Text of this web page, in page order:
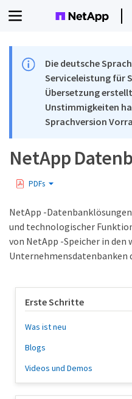
Die deutsche
Serviceleistung für
Übersetzung
Unstimmigkeiten
Sprachversion
NetApp
PDFs
NetApp -
und technologischer
von NetApp -Speicher in den
Unternehmensdatenbanken
Erste Schritte
Was ist neu
Blogs
Videos und Demos